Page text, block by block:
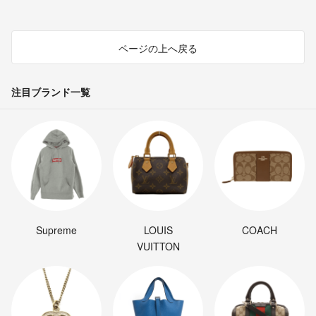
ページの上へ戻る
注目ブランド一覧
Supreme
LOUIS
VUITTON
COACH